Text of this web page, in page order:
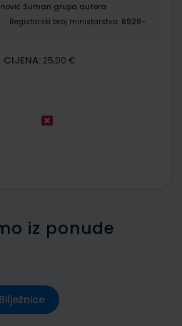
Suman grupa autora
Registarski broj ministarstva: 6928-
CIJENA: 25,00 €
iz ponude
Bilježnice